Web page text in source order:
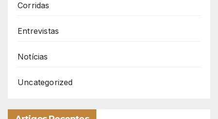
Corridas
Entrevistas
Notícias
Uncategorized